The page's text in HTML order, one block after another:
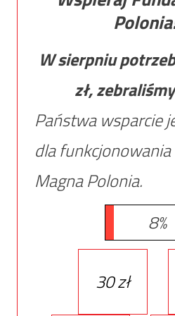
W sierpniu
zł,
Państwa wsparcie
dla
Magna Polonia.
8%
30 zł